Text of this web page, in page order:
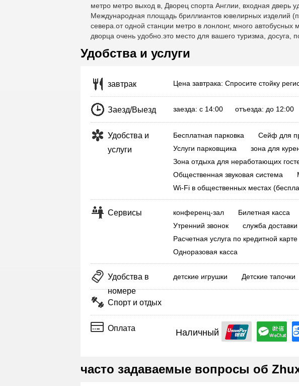
метро метро выход в, Дворец спорта Англии, входная дверь
Международная площадь бриллиантов ювелирных изделий
севера.от одной станции метро в лонлонг, много
дворца очень удобно.это место для вашего туризма, досуга,
Удобства и услуги
завтрак Цена завтрака: Спросите стойку
Заезд/Выезд заезда: с 14:00 отъезда: до 12:00
Удобства и
услуги
Бесплатная парковка Сейф для
Услуги парковщика
зона для
Зона отдыха для неработающих
Общественная звуковая система
Wi-Fi в общественных местах
Сервисы конференц-зал Билетная касса
Утренний звонок
служба доставки
Расчетная услуга по кредитной карте
Одноразовая касса
Удобства в
номере
детские игрушки Детские тапочки
Спорт и отдых
Оплата Наличный
часто задаваемые вопросы об